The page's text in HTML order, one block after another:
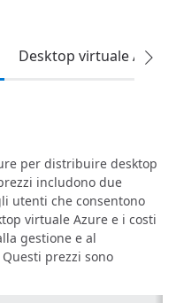
Desktop virtuale
per distribuire desktop
includono due
utenti che consentono
virtuale Azure e i costi
gestione e al
prezzi sono